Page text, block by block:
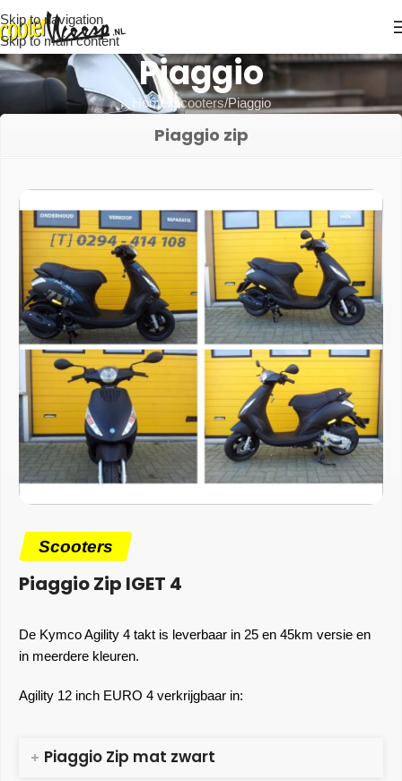
Skip to navigation
Skip to main content
Piaggio
Home Scooters Piaggio
Piaggio zip
Scooters
Piaggio Zip IGET 4
De Kymco Agility 4 takt is leverbaar in 25 en 45km versie en
in meerdere kleuren.
Agility 12 inch EURO 4 verkrijgbaar in:
Piaggio Zip mat zwart